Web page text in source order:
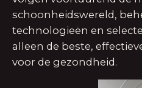
schoonheidswereld,
technologieën en
alleen de beste,
voor de gezondheid.